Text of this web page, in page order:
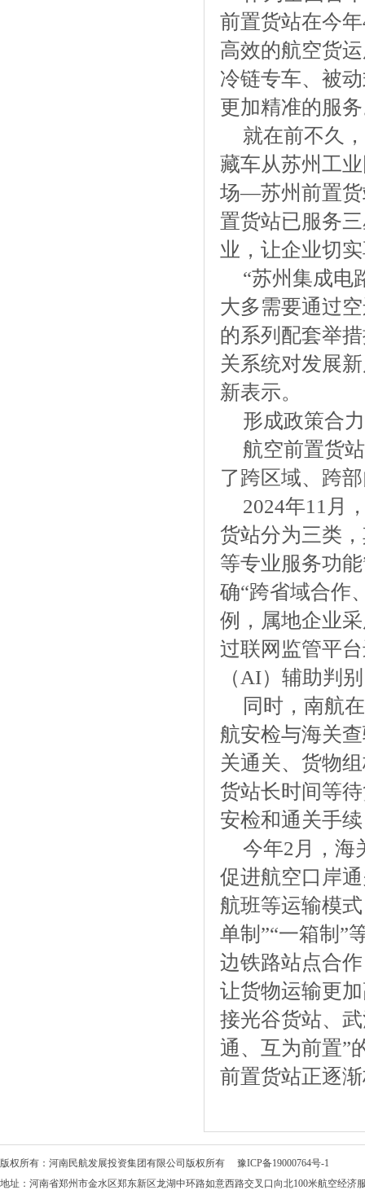
前置货站在今
高效的航空货
冷链专车、被
更加精准的服
就在前不久
藏车从苏州工
场—苏州前置货
置货站已服务
业，让企业切
“苏州集成电
大多需要通过
的系列配套举
关系统对发展
新表示。
形成政策合
航空前置货
了跨区域、跨
2024年11月
货站分为三类
等专业服务功
确“跨省域合作
例，属地企业
过联网监管平
（AI）辅助判
同时，南航
航安检与海关
关通关、货物
货站长时间等
安检和通关手
今年2月，海
促进航空口岸
航班等运输模
单制”“一箱制”
边铁路站点合
让货物运输更
接光谷货站、
通、互为前置”
前置货站正逐
版权所有：河南民航发展投资集团有限公司版权所有 豫ICP备19000764号-1
地址：河南省郑州市金水区郑东新区龙湖中环路如意西路交叉口向北100米航空经济